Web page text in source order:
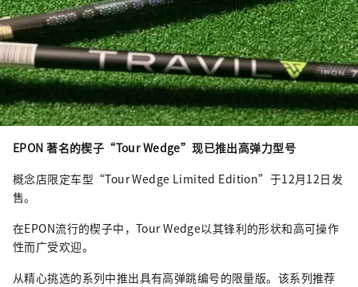
EPON 著名的楔子“Tour Wedge”现已推出高弹力型号
概念店限定车型“Tour Wedge Limited Edition”于12月12日发
售。
在EPON流行的楔子中，Tour Wedge以其锋利的形状和高可操作
性而广受欢迎。
从精心挑选的系列中推出具有高弹跳编号的限量版。该系列推荐